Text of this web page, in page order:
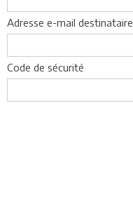
Adresse e-mail destinataire
Code de sécurité